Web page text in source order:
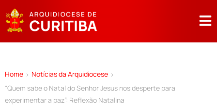
Home > Notícias da Arquidiocese >
“Quem sabe o Natal do Senhor Jesus nos desperte para
experimentar a paz”: Reflexão Natalina